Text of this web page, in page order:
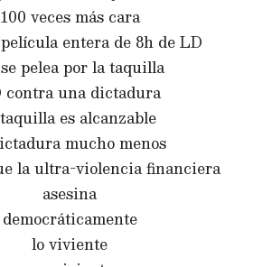
100 veces más cara
entera de 8h de LD
pelea por la taquilla
contra una dictadura
es alcanzable
mucho menos
la ultra-violencia financiera
asesina
democráticamente
lo viviente